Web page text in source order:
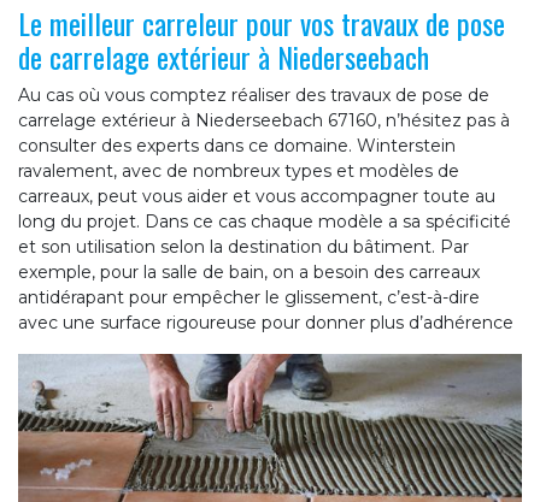
Le meilleur carreleur pour vos travaux de pose
de carrelage extérieur à Niederseebach
Au cas où vous comptez réaliser des travaux de pose de
carrelage extérieur à Niederseebach 67160, n’hésitez pas à
consulter des experts dans ce domaine. Winterstein
ravalement, avec de nombreux types et modèles de
carreaux, peut vous aider et vous accompagner toute au
long du projet. Dans ce cas chaque modèle a sa spécificité
et son utilisation selon la destination du bâtiment. Par
exemple, pour la salle de bain, on a besoin des carreaux
antidérapant pour empêcher le glissement, c’est-à-dire
avec une surface rigoureuse pour donner plus d’adhérence